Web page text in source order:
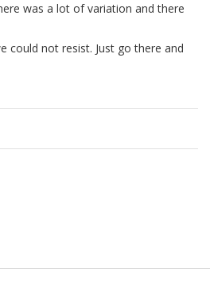
was a lot of variation and there
could not resist. Just go there and